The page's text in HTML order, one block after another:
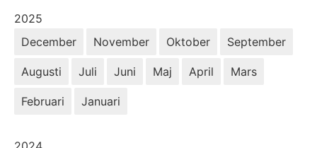
År:
2025
December
November Oktober September
Augusti Juli Juni Maj April Mars
Februari Januari